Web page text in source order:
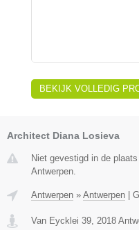
BEKIJK VOLLEDIG
Architect Diana Losieva
Niet gevestigd in de
Antwerpen.
Antwerpen » Antwerpen |
Van Eycklei 39 2018